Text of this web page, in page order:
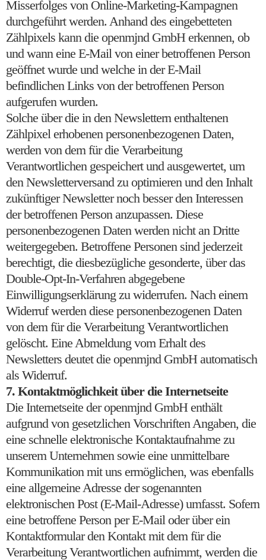
Misserfolges von Online-Marketing-Kampagnen
durchgeführt werden. Anhand des eingebetteten
Zählpixels kann die openmjnd GmbH erkennen, ob
und wann eine E-Mail von einer betroffenen Person
geöffnet wurde und welche in der E-Mail
befindlichen Links von der betroffenen Person
aufgerufen wurden.
Solche über die in den Newslettern enthaltenen
Zählpixel erhobenen personenbezogenen Daten,
werden von dem für die Verarbeitung
Verantwortlichen gespeichert und ausgewertet, um
den Newsletterversand zu optimieren und den Inhalt
zukünftiger Newsletter noch besser den Interessen
der betroffenen Person anzupassen. Diese
personenbezogenen Daten werden nicht an Dritte
weitergegeben. Betroffene Personen sind jederzeit
berechtigt, die diesbezügliche gesonderte, über das
Double-Opt-In-Verfahren abgegebene
Einwilligungserklärung zu widerrufen. Nach einem
Widerruf werden diese personenbezogenen Daten
von dem für die Verarbeitung Verantwortlichen
gelöscht. Eine Abmeldung vom Erhalt des
Newsletters deutet die openmjnd GmbH automatisch
als Widerruf.
7. Kontaktmöglichkeit über die Internetseite
Die Internetseite der openmjnd GmbH enthält
aufgrund von gesetzlichen Vorschriften Angaben, die
eine schnelle elektronische Kontaktaufnahme zu
unserem Unternehmen sowie eine unmittelbare
Kommunikation mit uns ermöglichen, was ebenfalls
eine allgemeine Adresse der sogenannten
elektronischen Post (E-Mail-Adresse) umfasst. Sofern
eine betroffene Person per E-Mail oder über ein
Kontaktformular den Kontakt mit dem für die
Verarbeitung Verantwortlichen aufnimmt, werden die